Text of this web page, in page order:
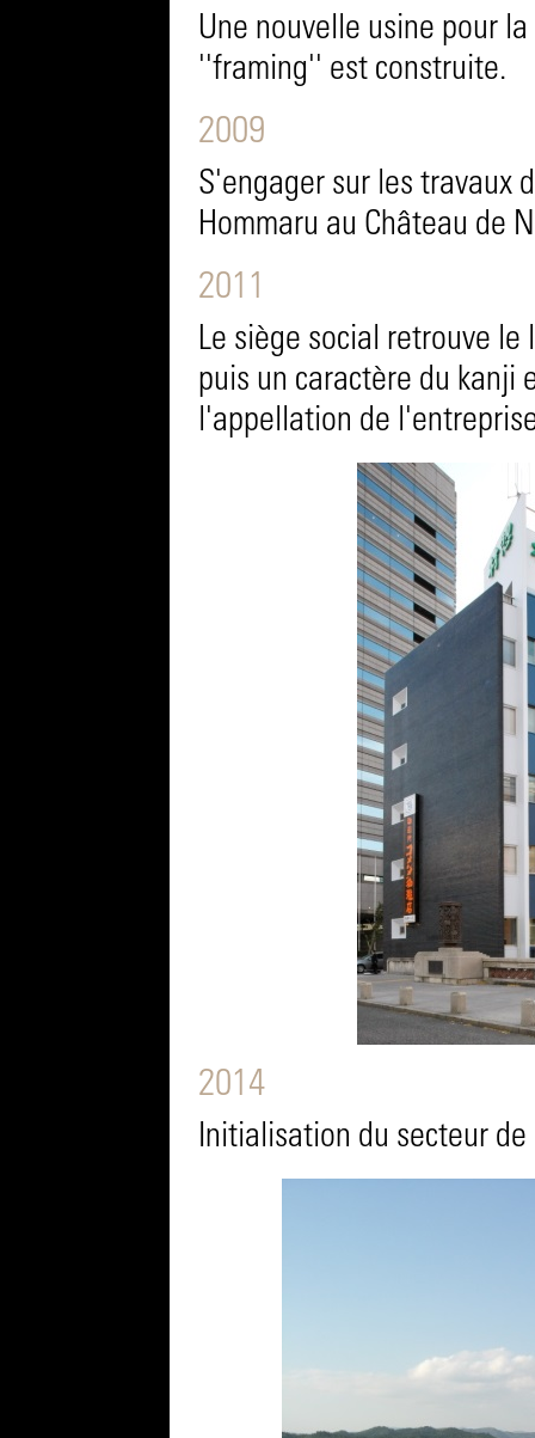
Une nouvelle usine pour
''framing'' est construite.
2009
S'engager sur les travaux
Hommaru au Château de
2011
Le siège social retrouve
puis un caractère du kanji
l'appellation de
2014
Initialisation du secteur